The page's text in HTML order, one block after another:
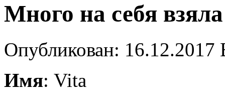
Много на себя взяла
Опубликован:
Имя: Vita